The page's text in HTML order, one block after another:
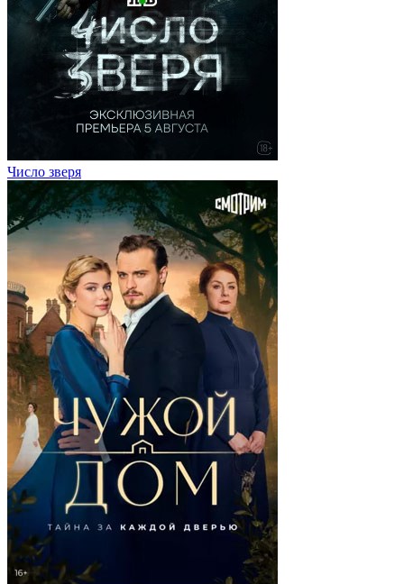
Число зверя